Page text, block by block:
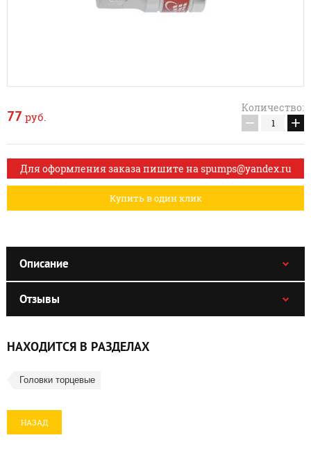
77 руб.
Количество:
− +
Для оформления заказа пишите на spumps@yandex.ru
Купить в один клик
Описание
Отзывы
НАХОДИТСЯ В РАЗДЕЛАХ
Головки торцевые
НАЗАД